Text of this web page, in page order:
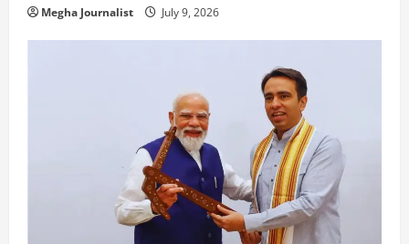
Megha Journalist July 9, 2026